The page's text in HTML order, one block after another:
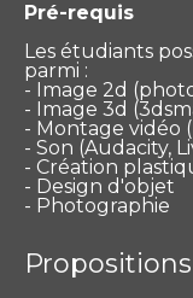
Pré-requis
Les étudiants
parmi :
- Image 2d
- Image 3d
- Montage vidéo
- Son (Audacity,
- Création
- Design d'objet
- Photographie